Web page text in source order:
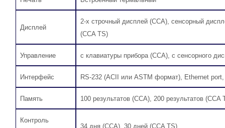
Дисплей
2-х строчный дисплей (ССА), сенсорный
(CCA TS)
Управление с клавиатуры прибора (ССА), с сенсорного
Интерфейс RS-232 (ACII или ASTM формат), Ethernet
Память 100 результатов (ССА), 200 результатов (CCA
Контроль
34 дня (CCA), 30 дней (ССA TS)